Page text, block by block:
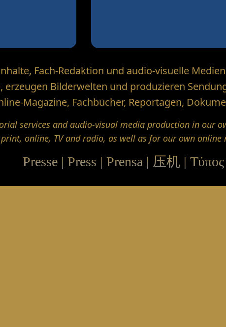
Fach-Redaktion und audio-visuelle
erzeugen Bilderwelten und produzieren
Magazine, Fachbücher, Reportagen,
services and audio-visual media production in our
online, TV and radio, as well as for our own